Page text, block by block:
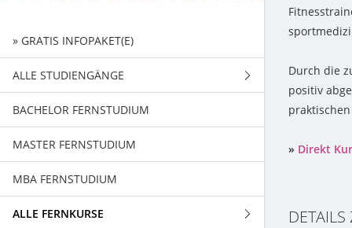
» GRATIS INFOPAKET(E)
ALLE STUDIENGÄNGE
FERNSTUDIENGÄNGE
BACHELORSTUDIENGÄNGE
MASTERSTUDIENGÄNGE
BACHELOR FERNSTUDIUM
MASTER FERNSTUDIUM
MBA FERNSTUDIUM
ALLE FERNKURSE
Durch die
positiv
» Direkt